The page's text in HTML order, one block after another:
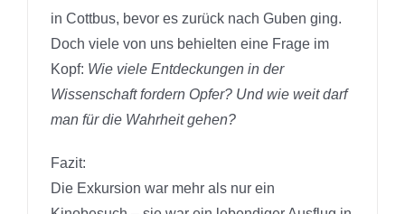
in Cottbus, bevor es zurück nach Guben ging.
Doch viele von uns behielten eine Frage im
Kopf: Wie viele Entdeckungen in der
Wissenschaft fordern Opfer? Und wie weit darf
man für die Wahrheit gehen?
Fazit:
Die Exkursion war mehr als nur ein